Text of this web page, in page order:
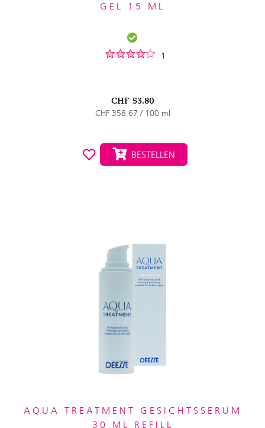
GEL 15 ML
1
CHF 53.80
CHF 358.67 / 100 ml
BESTELLEN
AQUA TREATMENT GESICHTSSERUM
30 ML REFILL